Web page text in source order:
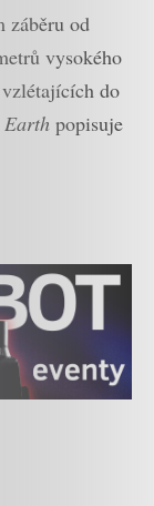
záběru od
vysokého
vzlétajících do
Earth popisuje